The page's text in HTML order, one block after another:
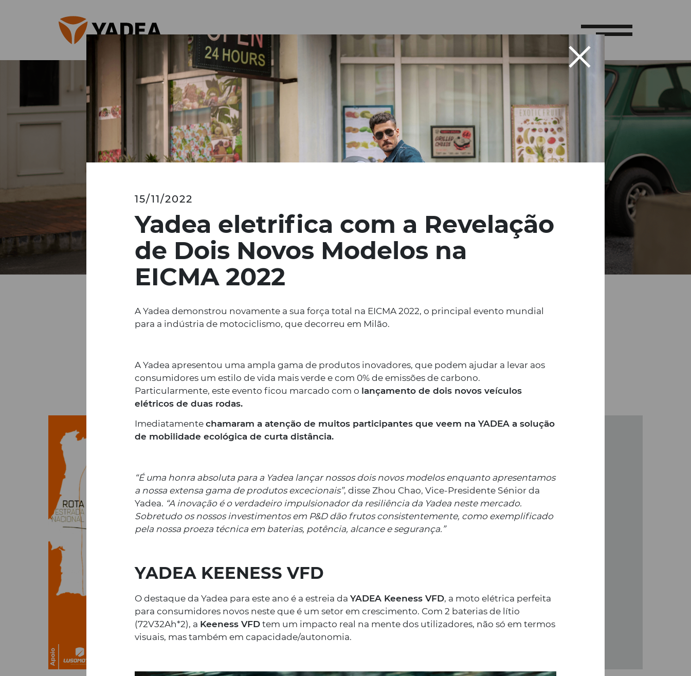
Notícias
15/11/2022
Yadea eletrifica com a Revelação
de Dois Novos Modelos na
EICMA 2022
A Yadea demonstrou novamente a sua força total na EICMA 2022, o principal evento mundial
para a indústria de motociclismo, que decorreu em Milão.
A Yadea apresentou uma ampla gama de produtos inovadores, que podem ajudar a levar aos
consumidores um estilo de vida mais verde e com 0% de emissões de carbono.
Particularmente, este evento ficou marcado com o lançamento de dois novos veículos
elétricos de duas rodas.
Imediatamentechamaram a atenção de muitos participantes que veem na YADEA a solução
de mobilidade ecológica de curta distância.
“É uma honra absoluta para a Yadea lançar nossos dois novos modelos enquanto apresentamos
a nossa extensa gama de produtos excecionais”, disse Zhou Chao, Vice-Presidente Sénior da
Yadea. “A inovação é o verdadeiro impulsionador da resiliência da Yadea neste mercado.
Sobretudo os nossos investimentos em P&D dão frutos consistentemente, como exemplificado
pela nossa proeza técnica em baterias, potência, alcance e segurança.”
YADEA KEENESS VFD
O destaque da Yadea para este ano é a estreia daYADEA Keeness VFD, a moto elétrica perfeita
para consumidores novos neste que é um setor em crescimento. Com 2 baterias de lítio
(72V32Ah*2), a Keeness VFDtem um impacto real na mente dos utilizadores, não só em termos
visuais, mas também em capacidade/autonomia.
Descubra aqui
as últimas notícias
25/08/2023
Uma aventura pela mítica N2
com a Yadea G5S
SABER MAIS